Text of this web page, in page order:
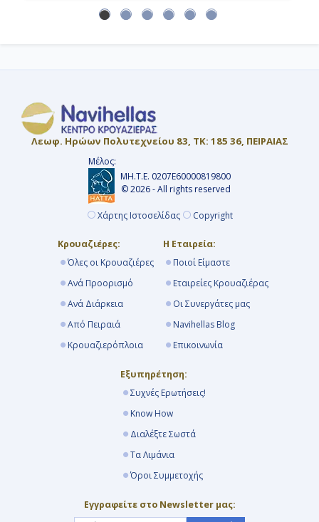
Λεωφ. Ηρώων Πολυτεχνείου 83, ΤΚ: 185 36, ΠΕΙΡΑΙΑΣ
Μέλος:
ΜΗ.Τ.Ε. 0207Ε60000819800
© 2026 - All rights reserved
Χάρτης Ιστοσελίδας Copyright
Κρουαζιέρες:
Όλες οι Κρουαζιέρες
Ανά Προορισμό
Ανά Διάρκεια
Από Πειραιά
Κρουαζιερόπλοια
Η Εταιρεία:
Ποιοί Είμαστε
Εταιρείες Κρουαζιέρας
Οι Συνεργάτες μας
Navihellas Blog
Επικοινωνία
Εξυπηρέτηση:
Συχνές Ερωτήσεις!
Know How
Διαλέξτε Σωστά
Τα Λιμάνια
Όροι Συμμετοχής
Εγγραφείτε στο Newsletter μας: